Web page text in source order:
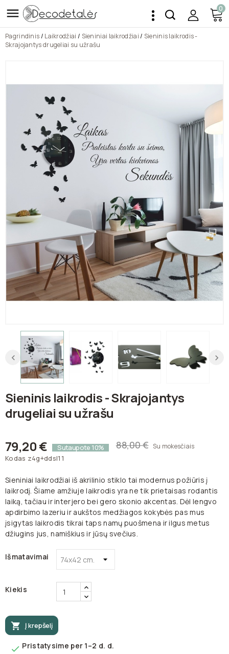
 0
Pagrindinis Laikrodžiai Sieniniai laikrodžiai
Sieninis laikrodis -
Skrajojantys drugeliai su užrašu
Sieninis laikrodis - Skrajojantys
drugeliai su užrašu
79,20 €
Sutaupote 10% 88,00 € Su mokesčiais
Kodas z4g+ddsl11
Sieniniai laikrodžiai iš akrilinio stiklo tai modernus požiūris į
laikrodį. Šiame amžiuje laikrodis yra ne tik prietaisas rodantis
laiką, tačiau ir interjero bei gero skonio akcentas. Dėl lengvo
apdirbimo lazeriu ir aukštos medžiagos kokybės pas mus
įsigytas laikrodis tikrai taps namų puošmena ir ilgus metus
džiugins jus, namiškius ir jūsų svečius.
Išmatavimai
Kiekis
 Į krepšelį
 Pristatysime per 1–2 d. d.